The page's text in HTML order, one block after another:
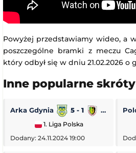
Powyżej przedstawiamy wideo, a
poszczególne bramki z meczu
który odbył się w dniu 21.02.2026 o
Inne popularne
Arka Gdynia 5 - 1
1. Liga Polska
Dodany: 24.11.2024 19:00